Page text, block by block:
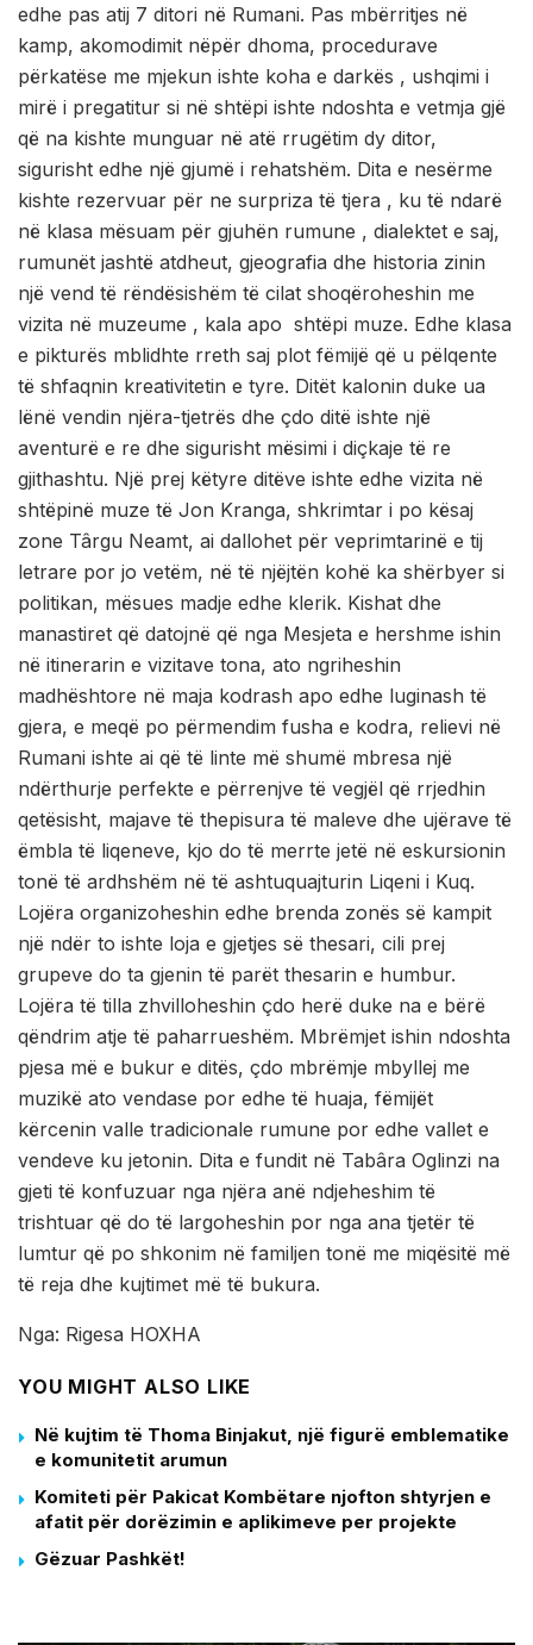
edhe pas atij 7 ditori në Rumani. Pas mbërritjes në
kamp, akomodimit nëpër dhoma, procedurave
përkatëse me mjekun ishte koha e darkës , ushqimi i
mirë i pregatitur si në shtëpi ishte ndoshta e vetmja gjë
që na kishte munguar në atë rrugëtim dy ditor,
sigurisht edhe një gjumë i rehatshëm. Dita e nesërme
kishte rezervuar për ne surpriza të tjera , ku të ndarë
në klasa mësuam për gjuhën rumune , dialektet e saj,
rumunët jashtë atdheut, gjeografia dhe historia zinin
një vend të rëndësishëm të cilat shoqëroheshin me
vizita në muzeume , kala apo shtëpi muze. Edhe klasa
e pikturës mblidhte rreth saj plot fëmijë që u pëlqente
të shfaqnin kreativitetin e tyre. Ditët kalonin duke ua
lënë vendin njëra-tjetrës dhe çdo ditë ishte një
aventurë e re dhe sigurisht mësimi i diçkaje të re
gjithashtu. Një prej këtyre ditëve ishte edhe vizita në
shtëpinë muze të Jon Kranga, shkrimtar i po kësaj
zone Târgu Neamt, ai dallohet për veprimtarinë e tij
letrare por jo vetëm, në të njëjtën kohë ka shërbyer si
politikan, mësues madje edhe klerik. Kishat dhe
manastiret që datojnë që nga Mesjeta e hershme ishin
në itinerarin e vizitave tona, ato ngriheshin
madhështore në maja kodrash apo edhe luginash të
gjera, e meqë po përmendim fusha e kodra, relievi në
Rumani ishte ai që të linte më shumë mbresa një
ndërthurje perfekte e përrenjve të vegjël që rrjedhin
qetësisht, majave të thepisura të maleve dhe ujërave të
ëmbla të liqeneve, kjo do të merrte jetë në eskursionin
tonë të ardhshëm në të ashtuquajturin Liqeni i Kuq.
Lojëra organizoheshin edhe brenda zonës së kampit
një ndër to ishte loja e gjetjes së thesari, cili prej
grupeve do ta gjenin të parët thesarin e humbur.
Lojëra të tilla zhvilloheshin çdo herë duke na e bërë
qëndrim atje të paharrueshëm. Mbrëmjet ishin ndoshta
pjesa më e bukur e ditës, çdo mbrëmje mbyllej me
muzikë ato vendase por edhe të huaja, fëmijët
kërcenin valle tradicionale rumune por edhe vallet e
vendeve ku jetonin. Dita e fundit në Tabâra Oglinzi na
gjeti të konfuzuar nga njëra anë ndjeheshim të
trishtuar që do të largoheshin por nga ana tjetër të
lumtur që po shkonim në familjen tonë me miqësitë më
të reja dhe kujtimet më të bukura.
Nga: Rigesa HOXHA
YOU MIGHT ALSO LIKE
Në kujtim të Thoma Binjakut, një figurë emblematike
e komunitetit arumun
Komiteti për Pakicat Kombëtare njofton shtyrjen e
afatit për dorëzimin e aplikimeve per projekte
Gëzuar Pashkët!